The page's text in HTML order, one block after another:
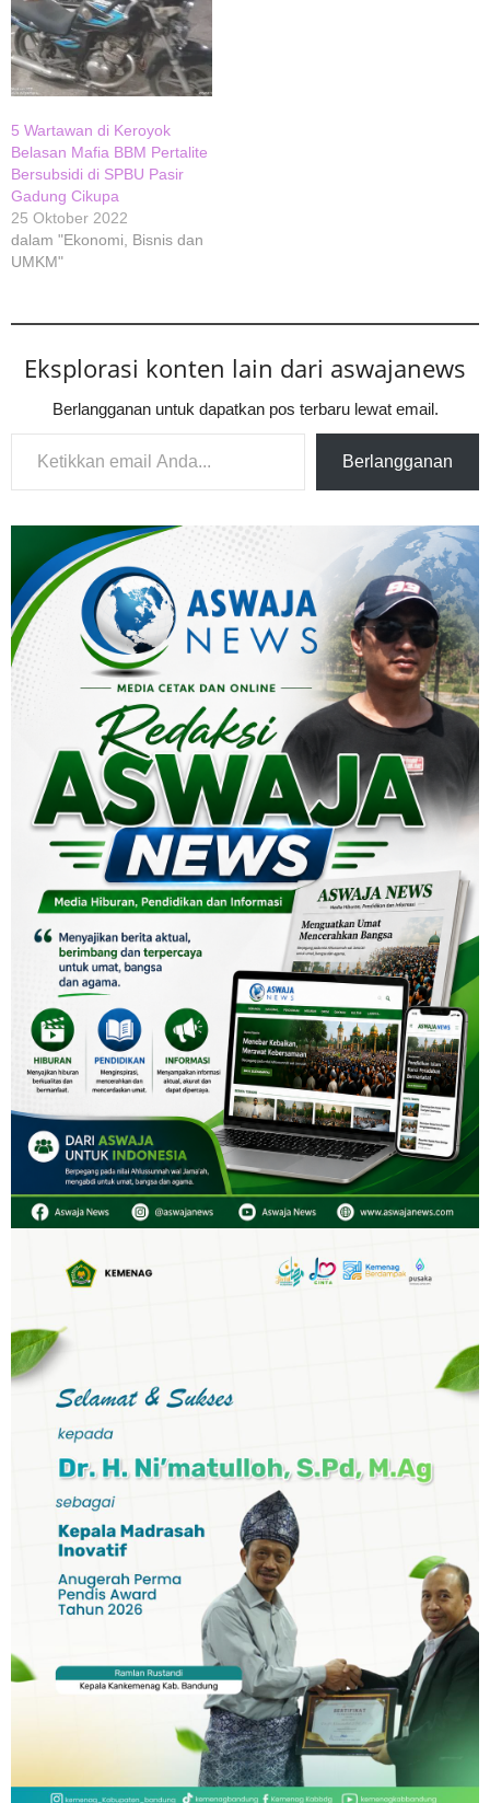
5 Wartawan di Keroyok
Belasan Mafia BBM Pertalite
Bersubsidi di SPBU Pasir
Gadung Cikupa
25 Oktober 2022
dalam "Ekonomi, Bisnis dan
UMKM"
Eksplorasi konten lain dari aswajanews
Berlangganan untuk dapatkan pos terbaru lewat email.
Ketikkan email Anda...
Berlangganan